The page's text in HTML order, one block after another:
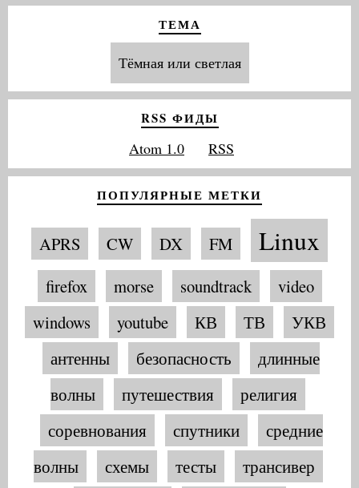
ТЕМА
Тёмная или светлая
RSS ФИДЫ
Atom 1.0 RSS
ПОПУЛЯРНЫЕ МЕТКИ
APRS CW DX FM Linux
firefox morse soundtrack
video
windows
youtube КВ ТВ
УКВ
антенны
безопасность
длинные
волны
путешествия
религия
соревнования
спутники
средние
волны
схемы тесты
трансивер